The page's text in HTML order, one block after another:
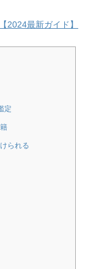
2024最新ガイド】
定
られる